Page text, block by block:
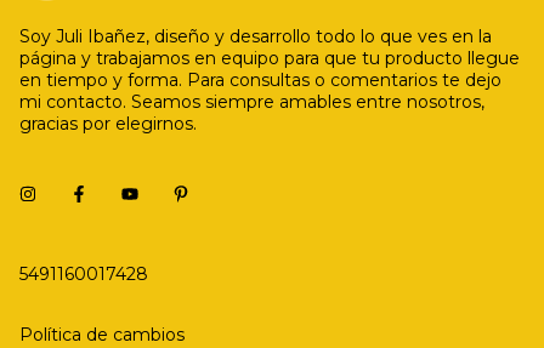
Soy Juli Ibañez, diseño y desarrollo todo lo que ves en la
página y trabajamos en equipo para que tu producto llegue
en tiempo y forma. Para consultas o comentarios te dejo
mi contacto. Seamos siempre amables entre nosotros,
gracias por elegirnos.
5491160017428
Política de cambios